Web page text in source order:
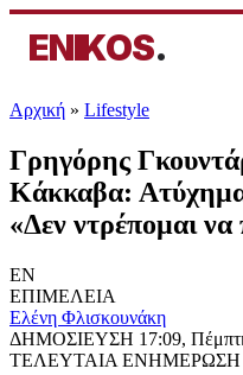
ENIKOS.
Αρχική » Lifestyle
Γρηγόρης
Κάκκαβα: Ατύχημα
«Δεν ντρέπομαι
EN
ΕΠΙΜΕΛΕΙΑ
Ελένη Φλισκουνάκη
ΔΗΜΟΣΙΕΥΣΗ 17:09,
ΤΕΛΕΥΤΑΙΑ ΕΝΗΜΕΡΩΣΗ